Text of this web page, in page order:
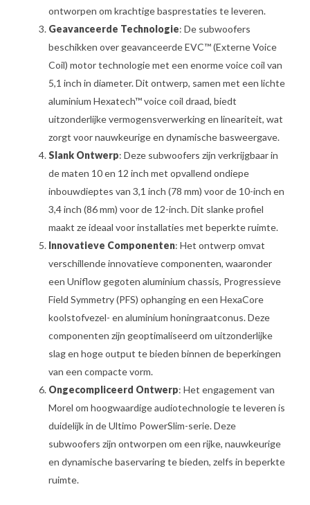
ontworpen om krachtige basprestaties te leveren.
Geavanceerde Technologie: De subwoofers
beschikken over geavanceerde EVC™ (Externe Voice
Coil) motor technologie met een enorme voice coil van
5,1 inch in diameter. Dit ontwerp, samen met een lichte
aluminium Hexatech™ voice coil draad, biedt
uitzonderlijke vermogensverwerking en lineariteit, wat
zorgt voor nauwkeurige en dynamische basweergave.
Slank Ontwerp: Deze subwoofers zijn verkrijgbaar in
de maten 10 en 12 inch met opvallend ondiepe
inbouwdieptes van 3,1 inch (78 mm) voor de 10-inch en
3,4 inch (86 mm) voor de 12-inch. Dit slanke profiel
maakt ze ideaal voor installaties met beperkte ruimte.
Innovatieve Componenten: Het ontwerp omvat
verschillende innovatieve componenten, waaronder
een Uniflow gegoten aluminium chassis, Progressieve
Field Symmetry (PFS) ophanging en een HexaCore
koolstofvezel- en aluminium honingraatconus. Deze
componenten zijn geoptimaliseerd om uitzonderlijke
slag en hoge output te bieden binnen de beperkingen
van een compacte vorm.
Ongecompliceerd Ontwerp: Het engagement van
Morel om hoogwaardige audiotechnologie te leveren is
duidelijk in de Ultimo PowerSlim-serie. Deze
subwoofers zijn ontworpen om een rijke, nauwkeurige
en dynamische baservaring te bieden, zelfs in beperkte
ruimte.